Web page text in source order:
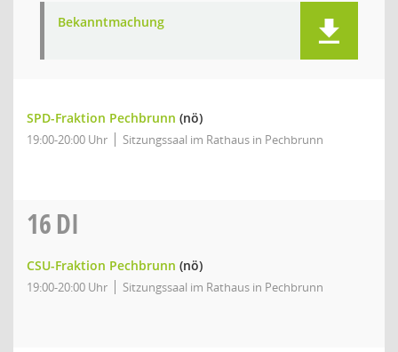
Bekanntmachung
SPD-Fraktion Pechbrunn (nö)
19:00-20:00 Uhr Sitzungssaal im Rathaus in Pechbrunn
16DI
CSU-Fraktion Pechbrunn (nö)
19:00-20:00 Uhr Sitzungssaal im Rathaus in Pechbrunn